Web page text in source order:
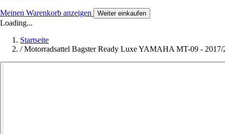
Meinen Warenkorb anzeigen Weiter einkaufen
Loading...
Startseite
/ Motorradsattel Bagster Ready Luxe YAMAHA MT-09 - 2017/